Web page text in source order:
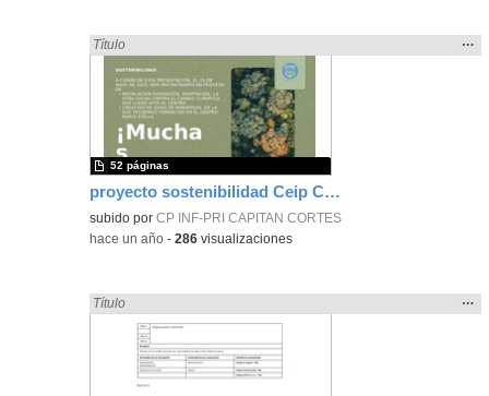
proyecto sostenibilidad Ceip Capitán Cortés
Encontrado «cortar» en:
Título
la
…
subido porCP INF-PRI CAPITAN CORTES
52 páginas
-hace un año -286 visualizaciones
Encontrado «cortar» en:
Título
la
…